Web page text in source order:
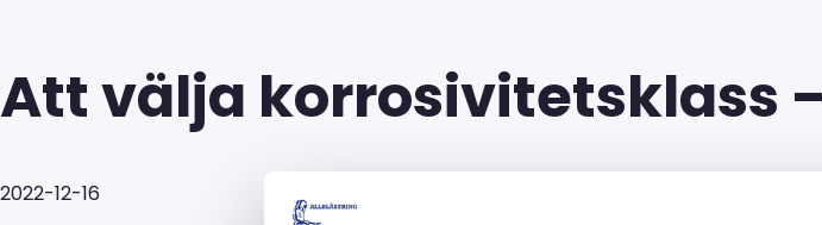
Att välja korrosivitetsklass
2022-12-16